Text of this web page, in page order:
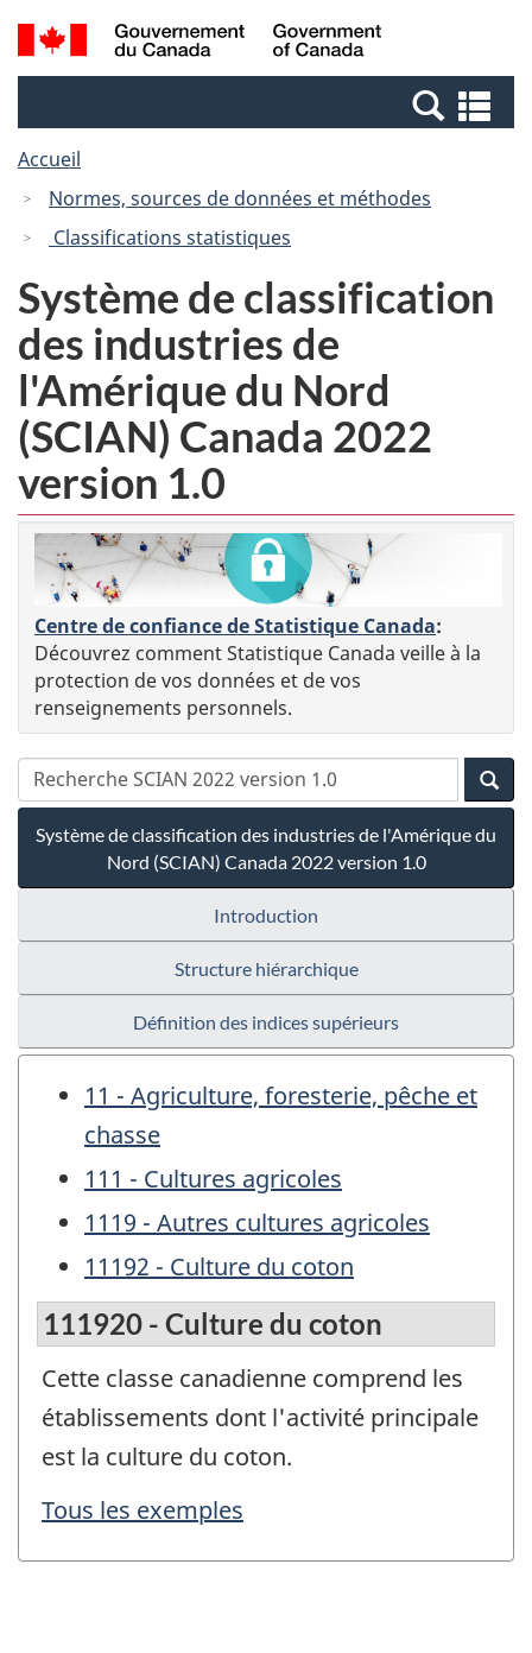
Passer
au
Passer
à
Canada
Recherche
et
et
Accueil
Normes, sources de données et méthodes
Classifications statistiques
Système de classification
des industries de
l'Amérique du Nord
(SCIAN) Canada 2022
version 1.0
Centre de confiance de Statistique Canada:
Découvrez comment Statistique Canada veille à la
protection de vos données et de vos
renseignements personnels.
Système de classification des industries de l'Amérique du
Nord (SCIAN) Canada 2022 version 1.0
Introduction
Structure hiérarchique
Définition des indices supérieurs
11 - Agriculture, foresterie, pêche et
chasse
111 - Cultures agricoles
1119 - Autres cultures agricoles
11192 - Culture du coton
111920 - Culture du coton
Cette classe canadienne comprend les
établissements dont l'activité principale
est la culture du coton.
Tous les exemples